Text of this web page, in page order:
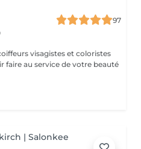
97
visagistes et coloristes
faire au service de votre beauté